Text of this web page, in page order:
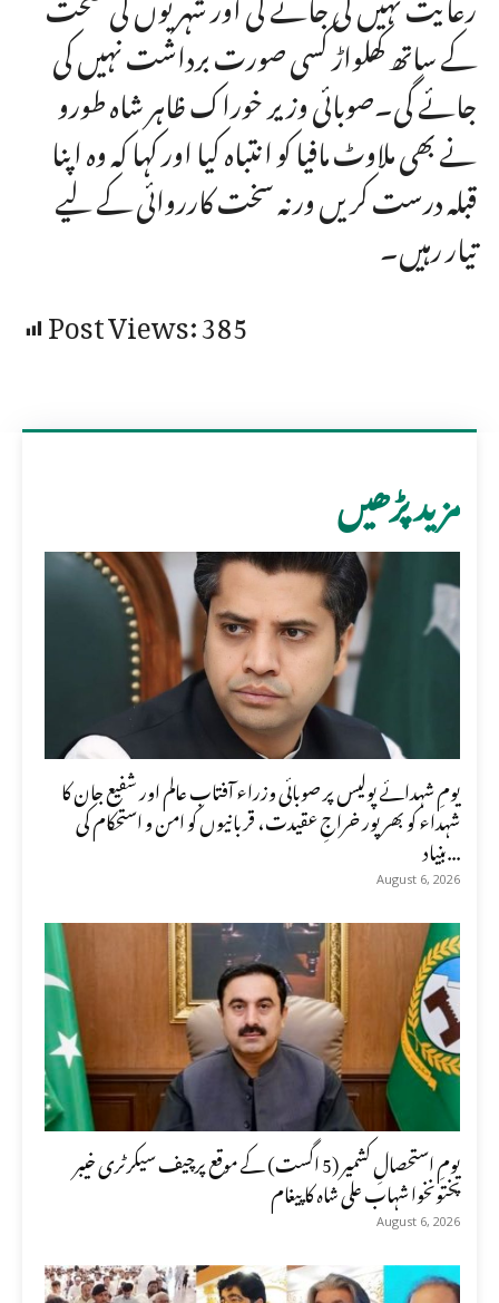
کے ساتھ کھلواڑ کسی صورت برداشت نہیں کی
جائے گی۔صوبائی وزیر خوراک ظاہر شاہ طورو
نے بھی ملاوٹ مافیا کو انتباہ کیا اور کہا کہ وہ اپنا
قبلہ درست کریں ورنہ سخت کارروائی کے لیے
تیار رہیں۔
Post Views:385
مزید پڑھیں
یومِ شہدائے پولیس پر صوبائی وزراء آفتاب عالم اور شفیع جان کا
شہداء کو بھرپور خراجِ عقیدت، قربانیوں کو امن و استحکام کی
بنیاد...
August 6, 2026
یومِ استحصالِ کشمیر (5 اگست) کے موقع پرچیف سیکرٹری خیبر
پختونخوا شہاب علی شاہ کا پیغام
August 6, 2026